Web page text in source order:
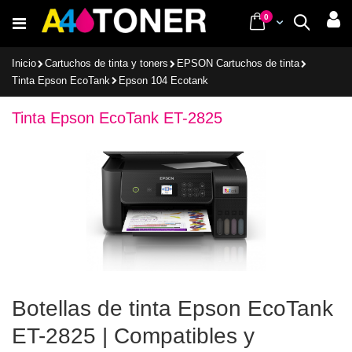
al
Buscar
Cart
0items
Inicio Cartuchos de tinta y toners
EPSON Cartuchos de tinta
Tinta Epson EcoTank
Epson 104 Ecotank
Tinta Epson EcoTank ET-2825
Botellas de tinta Epson EcoTank
ET-2825 | Compatibles y